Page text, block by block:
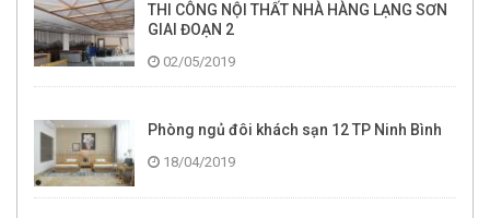
THI CÔNG NỘI THẤT NHÀ HÀNG LẠNG SƠN
GIAI ĐOẠN 2
02/05/2019
Phòng ngủ đôi khách sạn 12 TP Ninh Bình
18/04/2019